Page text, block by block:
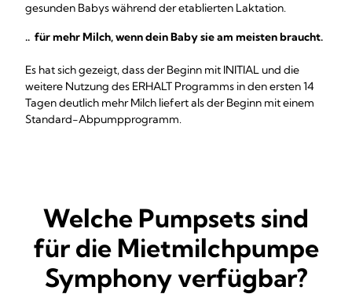
gesunden Babys während der etablierten Laktation.
.. für mehr Milch, wenn dein Baby sie am meisten braucht.
Es hat sich gezeigt, dass der Beginn mit INITIAL und die
weitere Nutzung des ERHALT Programms in den ersten 14
Tagen deutlich mehr Milch liefert als der Beginn mit einem
Standard-Abpumpprogramm.
Welche Pumpsets sind
für die Mietmilchpumpe
Symphony verfügbar?